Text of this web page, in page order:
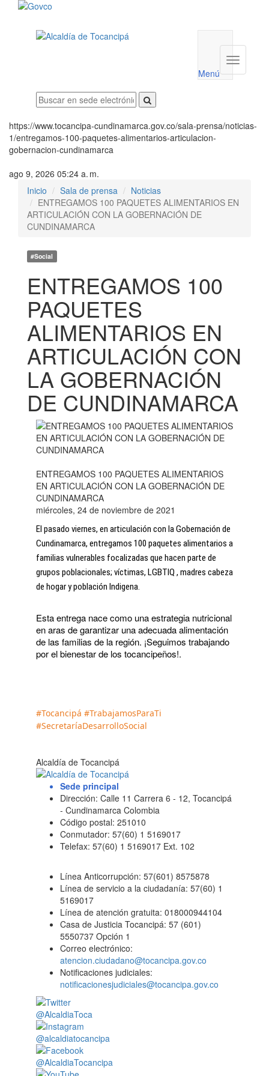
utilidades
Menú
Menú
https://www.tocancipa-cundinamarca.gov.co/sala-prensa/noticias-
1/entregamos-100-paquetes-alimentarios-articulacion-
gobernacion-cundinamarca
ago 9, 2026 05:24 a. m.
Inicio
Sala de prensa
Noticias
ENTREGAMOS 100 PAQUETES ALIMENTARIOS EN
ARTICULACIÓN CON LA GOBERNACIÓN DE
CUNDINAMARCA
#Social
ENTREGAMOS 100
PAQUETES
ALIMENTARIOS EN
ARTICULACIÓN CON
LA GOBERNACIÓN
DE CUNDINAMARCA
ENTREGAMOS 100 PAQUETES ALIMENTARIOS
EN ARTICULACIÓN CON LA GOBERNACIÓN DE
CUNDINAMARCA
miércoles, 24 de noviembre de 2021
El pasado viernes, en articulación con la Gobernación de
Cundinamarca, entregamos 100 paquetes alimentarios a
familias vulnerables focalizadas que hacen parte de
grupos poblacionales; víctimas, LGBTIQ , madres cabeza
de hogar y población Indigena.
Esta entrega nace como una estrategia nutricional
en aras de garantizar una adecuada alimentación
de las familias de la región. ¡Seguimos trabajando
por el bienestar de los tocancipeños!.
#Tocancipá #TrabajamosParaTi
#SecretaríaDesarrolloSocial
Alcaldía de Tocancipá
Sede principal
Dirección: Calle 11 Carrera 6 - 12, Tocancipá
- Cundinamarca Colombia
Código postal: 251010
Conmutador: 57(60) 1 5169017
Telefax: 57(60) 1 5169017 Ext. 102
Línea Anticorrupción: 57(601) 8575878
Línea de servicio a la ciudadanía: 57(60) 1
5169017
Línea de atención gratuita: 018000944104
Casa de Justicia Tocancipá: 57 (601)
5550737 Opción 1
Correo electrónico:
atencion.ciudadano@tocancipa.gov.co
Notificaciones judiciales:
notificacionesjudiciales@tocancipa.gov.co
@AlcaldiaToca
@alcaldiatocancipa
@AlcaldiaTocancipa